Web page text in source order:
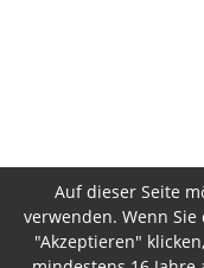
Auf dieser Seite
verwenden. Wenn
"Akzeptieren"